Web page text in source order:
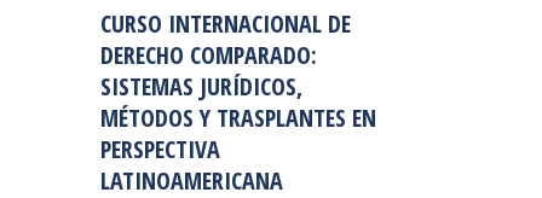
CURSO INTERNACIONAL DE
DERECHO COMPARADO:
SISTEMAS JURÍDICOS,
MÉTODOS Y TRASPLANTES EN
PERSPECTIVA
LATINOAMERICANA